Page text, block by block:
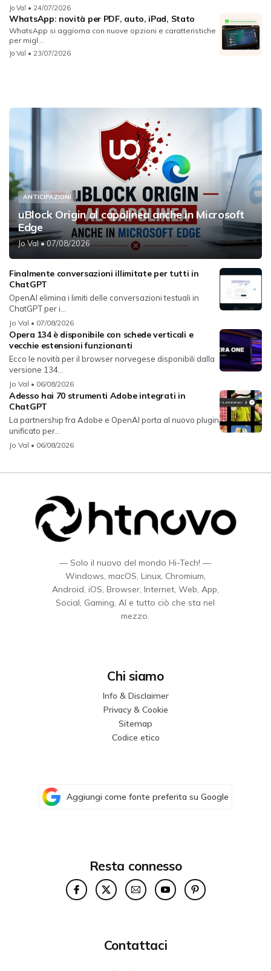
Jo Val • 24/07/2026
WhatsApp: novità per PDF, auto, iPad, Stato
WhatsApp si aggiorna con nuove opzioni e caratteristiche
per migl...
Jo Val • 23/07/2026
ANTICIPAZIONI
uBlock Origin al capolinea anche in Microsoft
Edge
Jo Val• 07/08/2026
Finalmente conversazioni illimitate per tutti in
ChatGPT
OpenAI elimina i limiti delle conversazioni testuali in
ChatGPT per i...
Jo Val • 07/08/2026
Opera 134 è disponibile con schede verticali e
vecchie estensioni funzionanti
Ecco le novità per il browser norvegese disponibili dalla
versione 134...
Jo Val • 06/08/2026
Adesso hai 70 strumenti Adobe integrati in
ChatGPT
La partnership fra Adobe e OpenAI porta al nuovo plugin
unificato per...
Jo Val • 06/08/2026
— Solo il nuovo del mondo Hi-Tech! —
Windows, macOS, Linux, Chromium,
Android, iOS, Browser, Internet, Web, App,
Social, Gaming, AI e tutto ciò che sta nel
mezzo.
Chi siamo
Info & Disclaimer
Privacy & Cookie
Sitemap
Codice etico
Aggiungi come fonte preferita su Google
Resta connesso
Contattaci